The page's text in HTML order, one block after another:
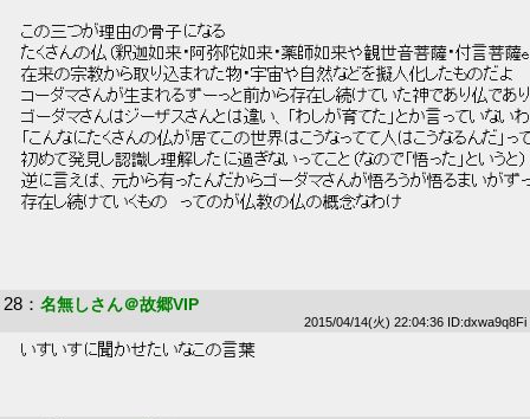
この三つが理由の骨子になる
たくさんの仏（釈迦如来・阿弥陀如来・薬師如来や観世音菩薩・付言菩薩
在来の宗教から取り込まれた物・宇宙や自然などを擬人化したものだよ
コーダマさんが生まれるずーっと前から存在し続けていた神であり仏であ
ゴーダマさんはジーザスさんとは違い、「わしが育てた」とか言っていない
「こんなにたくさんの仏が居てこの世界はこうなってて人はこうなるんだ」っ
初めて発見し認識し理解したに過ぎないってこと（なので「悟った」というと
逆に言えば、元から有ったんだからゴーダマさんが悟ろうが悟るまいがず
存在し続けていくもの　ってのが仏教の仏の概念なわけ
28 ： 名無しさん＠故郷VIP
2015/04/14(火) 22:04:36 ID:dxwa9q8Fi
いすいすに聞かせたいなこの言葉